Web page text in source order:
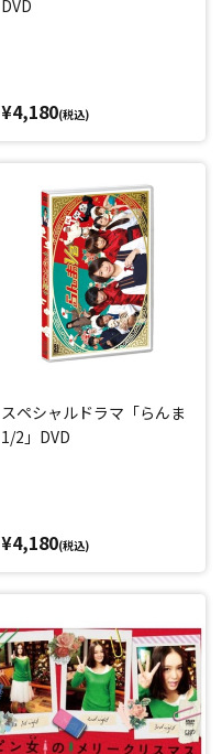
DVD
¥4,180(税込)
スペシャルドラマ「らんま
1/2」DVD
¥4,180(税込)